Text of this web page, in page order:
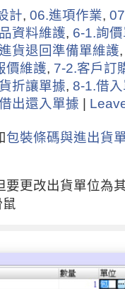
計, 06.進項作業,
資料維護, 6-1.詢
貨退回準備單維護
價維護, 7-2.客戶訂
折讓單據, 8-1.借
出還入單據
包裝條碼與進出貨
更改出貨單位為